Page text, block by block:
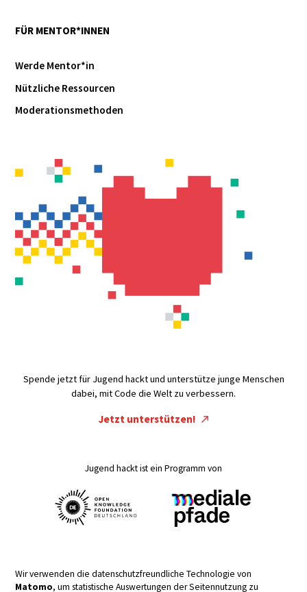
FÜR MENTOR*INNEN
Werde Mentor*in
Nützliche Ressourcen
Moderationsmethoden
Spende jetzt für Jugend hackt und unterstütze junge Menschen
dabei, mit Code die Welt zu verbessern.
Jetzt unterstützen!
Jugend hackt ist ein Programm von
Wir verwenden die datenschutzfreundliche Technologie von
Matomo, um statistische Auswertungen der Seitennutzung zu